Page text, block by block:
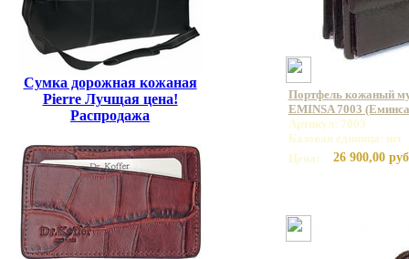
Сумка дорожная кожаная
Pierre Лучщая цена!
Распродажа
Портфель кожаный
EMINSA 7003
Артикул: 7003
Базовая единица: шт
Цена:
26 900,00